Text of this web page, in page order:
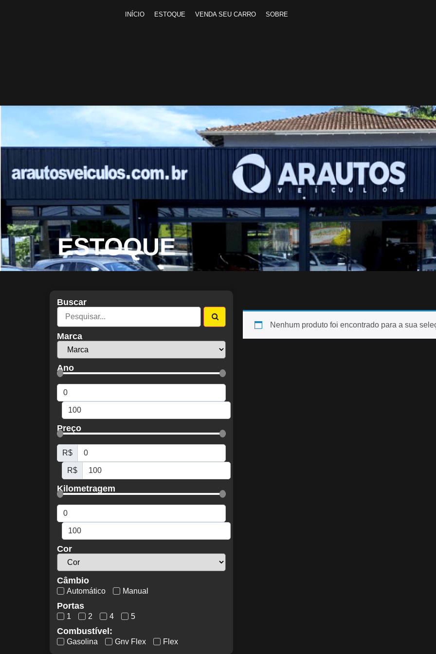
INÍCIO ESTOQUE VENDA SEU CARRO SOBRE
ESTOQUE
Buscar
Marca
Ano
Preço
R$
R$
Kilometragem
Cor
Câmbio
Automático Manual
Portas
1 2 4 5
Combustível:
Gasolina Gnv Flex Flex
Nenhum produto foi encontrado para a sua